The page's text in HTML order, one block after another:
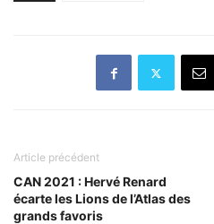
Article précédent
CAN 2021 : Hervé Renard
écarte les Lions de l’Atlas des
grands favoris